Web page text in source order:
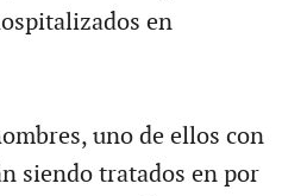
en
uno de ellos con
siendo tratados en por